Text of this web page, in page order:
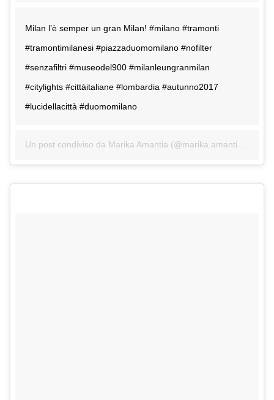
Milan l’è semper un gran Milan! #milano #tramonti
#tramontimilanesi #piazzaduomomilano #nofilter
#senzafiltri #museodel900 #milanleungranmilan
#citylights #cittàitaliane #lombardia #autunno2017
#lucidellacittà #duomomilano
Un post condiviso da Marika Amantia (@marika.amantia) in data: